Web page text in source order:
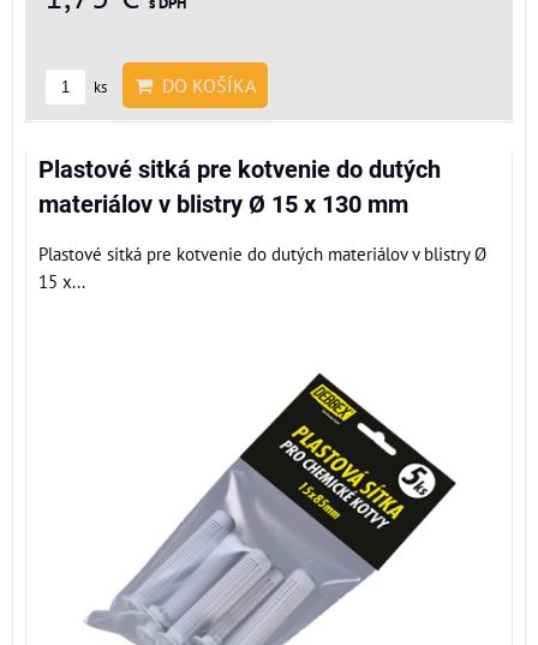
ks DO KOŠÍKA
Plastové sitká pre kotvenie do dutých
materiálov v blistry Ø 15 x 130 mm
Plastové sitká pre kotvenie do dutých materiálov v blistry Ø
15 x...